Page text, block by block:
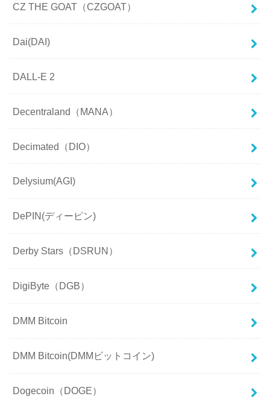
CZ THE GOAT（CZGOAT）
Dai(DAI)
DALL-E 2
Decentraland（MANA）
Decimated（DIO）
Delysium(AGI)
DePIN(ディーピン)
Derby Stars（DSRUN）
DigiByte（DGB）
DMM Bitcoin
DMM Bitcoin(DMMビットコイン)
Dogecoin（DOGE）